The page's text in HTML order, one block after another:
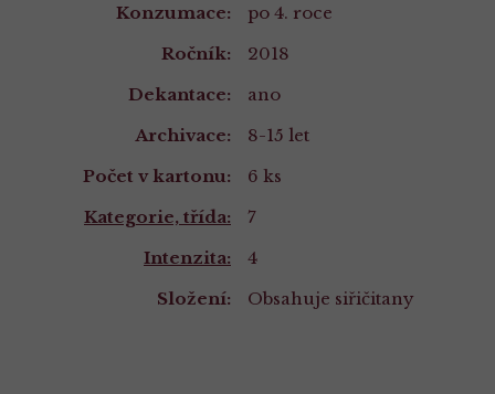
Konzumace:
po 4. roce
Ročník:
2018
Dekantace:
ano
Archivace:
8-15 let
Počet v kartonu:
6 ks
Kategorie, třída:
7
Intenzita:
4
Složení:
Obsahuje siřičitany